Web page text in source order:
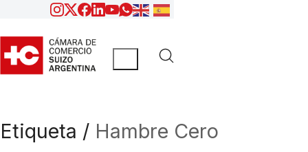
Etiqueta / Hambre Cero